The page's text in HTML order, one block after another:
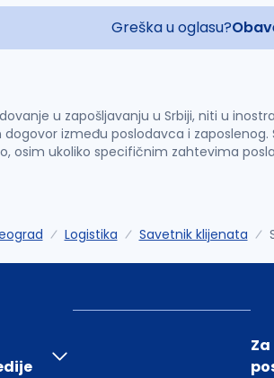
Greška u oglasu?
u zapošljavanju u Srbiji, niti u
između poslodavca i
osim ukoliko specifičnim zahtevima
Logistika Savetnik klijenata
Za